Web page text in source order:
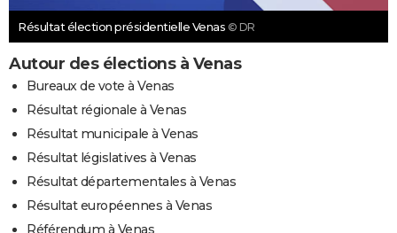
Résultat élection présidentielle Venas © DR
Autour des élections à Venas
Bureaux de vote à Venas
Résultat régionale à Venas
Résultat municipale à Venas
Résultat législatives à Venas
Résultat départementales à Venas
Résultat européennes à Venas
Référendum à Venas